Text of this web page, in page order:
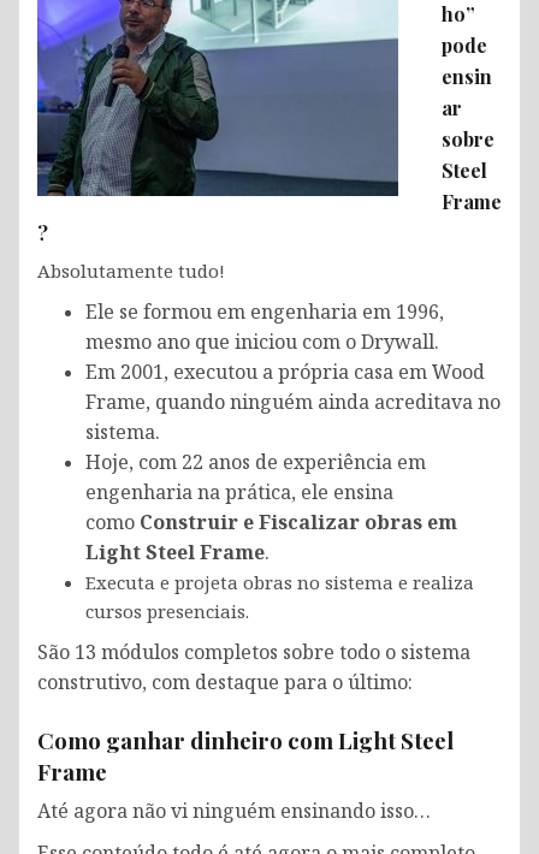
ho”
pode
ensin
ar
sobre
Steel
Frame
?
Absolutamente tudo!
Ele se formou em engenharia em 1996,
mesmo ano que iniciou com o Drywall.
Em 2001, executou a própria casa em Wood
Frame, quando ninguém ainda acreditava no
sistema.
Hoje, com 22 anos de experiência em
engenharia na prática, ele ensina
como Construir e Fiscalizar obras em
Light Steel Frame.
Executa e projeta obras no sistema e realiza
cursos presenciais.
São 13 módulos completos sobre todo o sistema
construtivo, com destaque para o último:
Como ganhar dinheiro com Light Steel
Frame
Até agora não vi ninguém ensinando isso…